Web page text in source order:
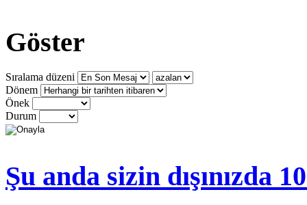
Göster
Sıralama düzeni
Dönem
Önek
Durum
Şu anda sizin dışınızda